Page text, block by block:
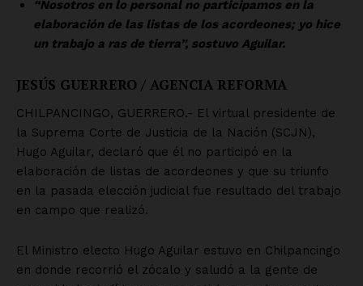
“Nosotros en lo personal no participamos en la
elaboración de las listas de los acordeones; yo hice
un trabajo a ras de tierra”, sostuvo Aguilar.
JESÚS GUERRERO / AGENCIA REFORMA
CHILPANCINGO, GUERRERO.- El virtual presidente de
la Suprema Corte de Justicia de la Nación (SCJN),
Hugo Aguilar, declaró que él no participó en la
elaboración de listas de acordeones y que su triunfo
en la pasada elección judicial fue resultado del trabajo
en campo que realizó.
El Ministro electo Hugo Aguilar estuvo en Chilpancingo
en donde recorrió el zócalo y saludó a la gente de